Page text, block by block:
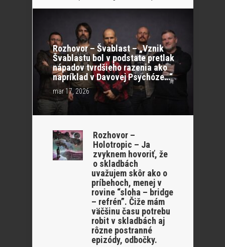
Rozhovor – Švablast – „Vznik
Švablastu bol v podstate pretlak
nápadov tvrdšieho razenia ako
napríklad v Davovej Psychóze…“
mar 17, 2026
Rozhovor –
Holotropic – Ja
zvyknem hovoriť, že
o skladbách
uvažujem skôr ako o
príbehoch, menej v
rovine “sloha – bridge
– refrén”. Čiže mám
väčšinu času potrebu
robit v skladbách aj
rôzne postranné
epizódy, odbočky.